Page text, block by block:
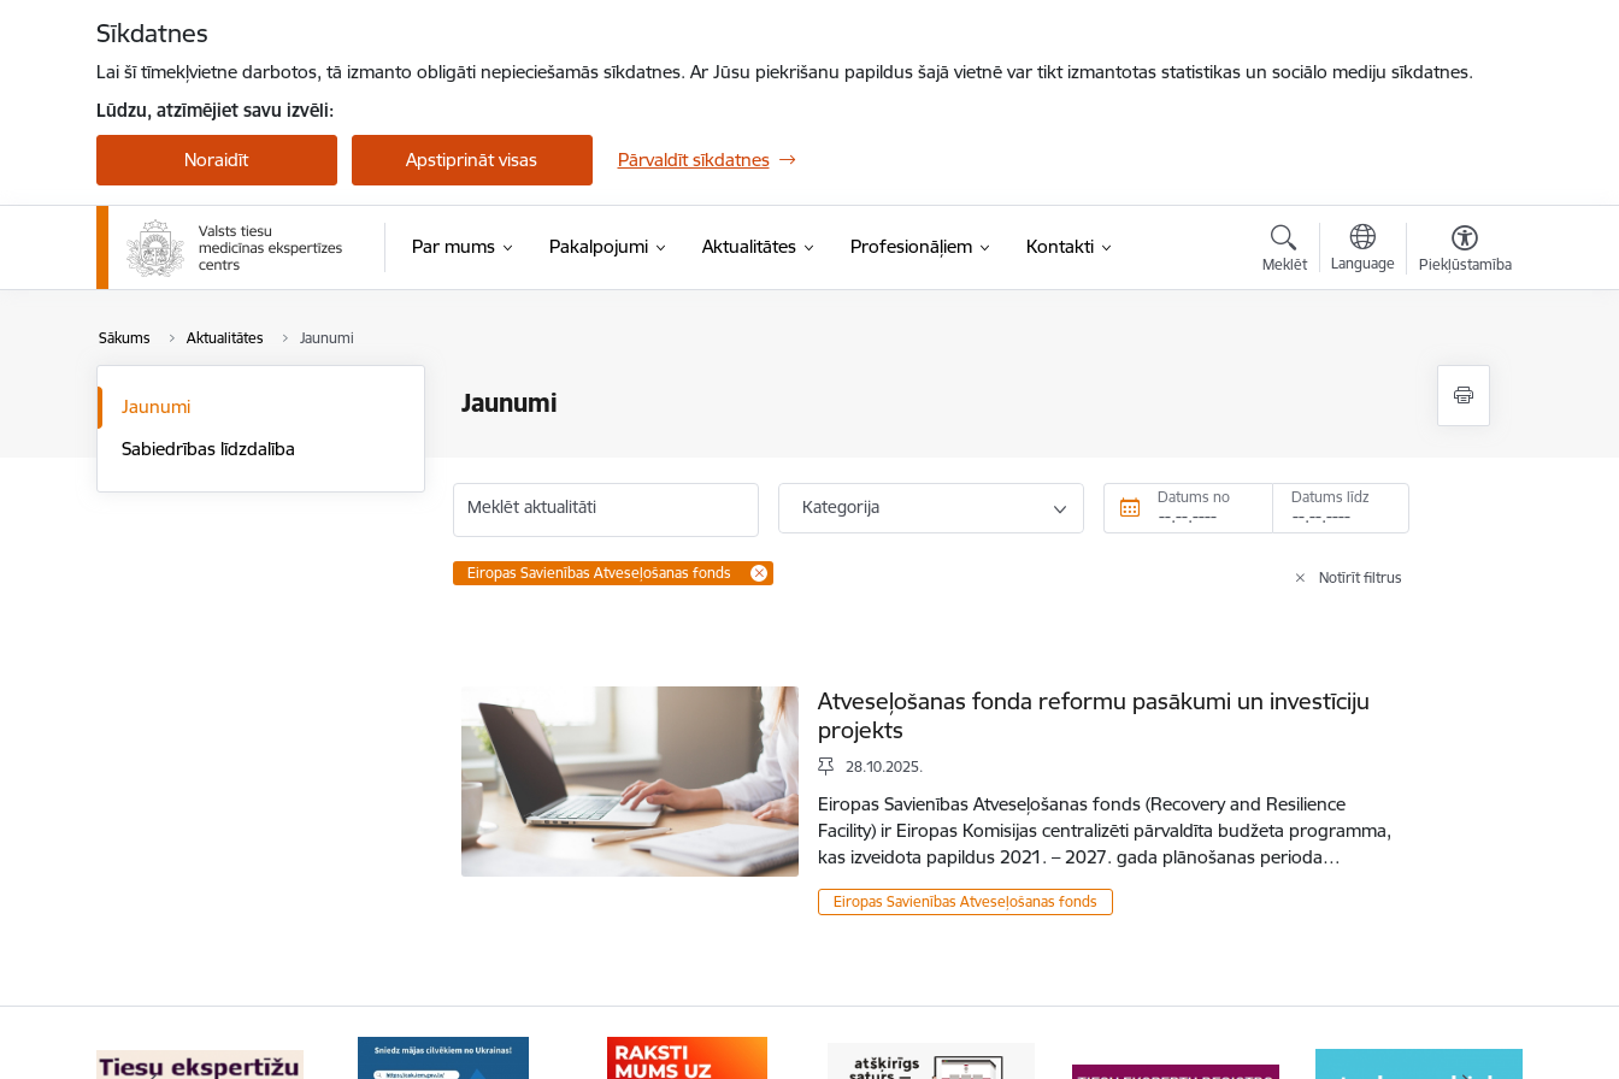
Sīkdatnes
Lai šī tīmekļvietne darbotos, tā izmanto obligāti nepieciešamās sīkdatnes. Ar Jūsu piekrišanu papildus šajā vietnē var tikt izmantotas statistikas un sociālo mediju sīkdatnes.
Lūdzu, atzīmējiet savu izvēli:
Noraidīt Apstiprināt visas Pārvaldīt sīkdatnes
Par mums Pakalpojumi Aktualitātes Profesionāļiem Kontakti
Meklēt Language Piekļūstamība
Sākums Aktualitātes Jaunumi
Jaunumi
Jaunumi
Sabiedrības līdzdalība
Meklēt aktualitāti Kategorija Datums no Datums līdz
Eiropas Savienības Atveseļošanas fonds Notīrīt filtrus
Atveseļošanas fonda reformu pasākumi un investīciju
projekts
28.10.2025.
Eiropas Savienības Atveseļošanas fonds (Recovery and Resilience
Facility) ir Eiropas Komisijas centralizēti pārvaldīta budžeta programma,
kas izveidota papildus 2021. – 2027. gada plānošanas perioda…
Eiropas Savienības Atveseļošanas fonds